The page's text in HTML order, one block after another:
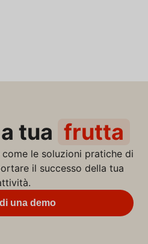
tua frutta
le soluzioni pratiche di
il successo della tua
una demo